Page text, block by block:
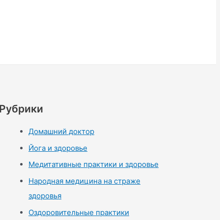
Рубрики
Домашний доктор
Йога и здоровье
Медитативные практики и здоровье
Народная медицина на страже
здоровья
Оздоровительные практики